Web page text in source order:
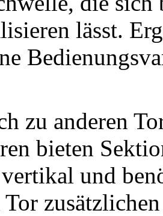
lässt.
zu anderen
bieten
und